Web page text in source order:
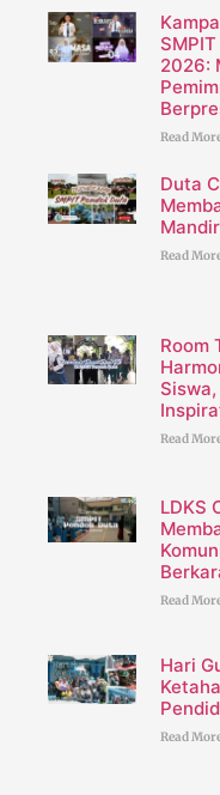
2026:
Read
Duta
Read
Room
Read
LDKS
Read
Hari
Read